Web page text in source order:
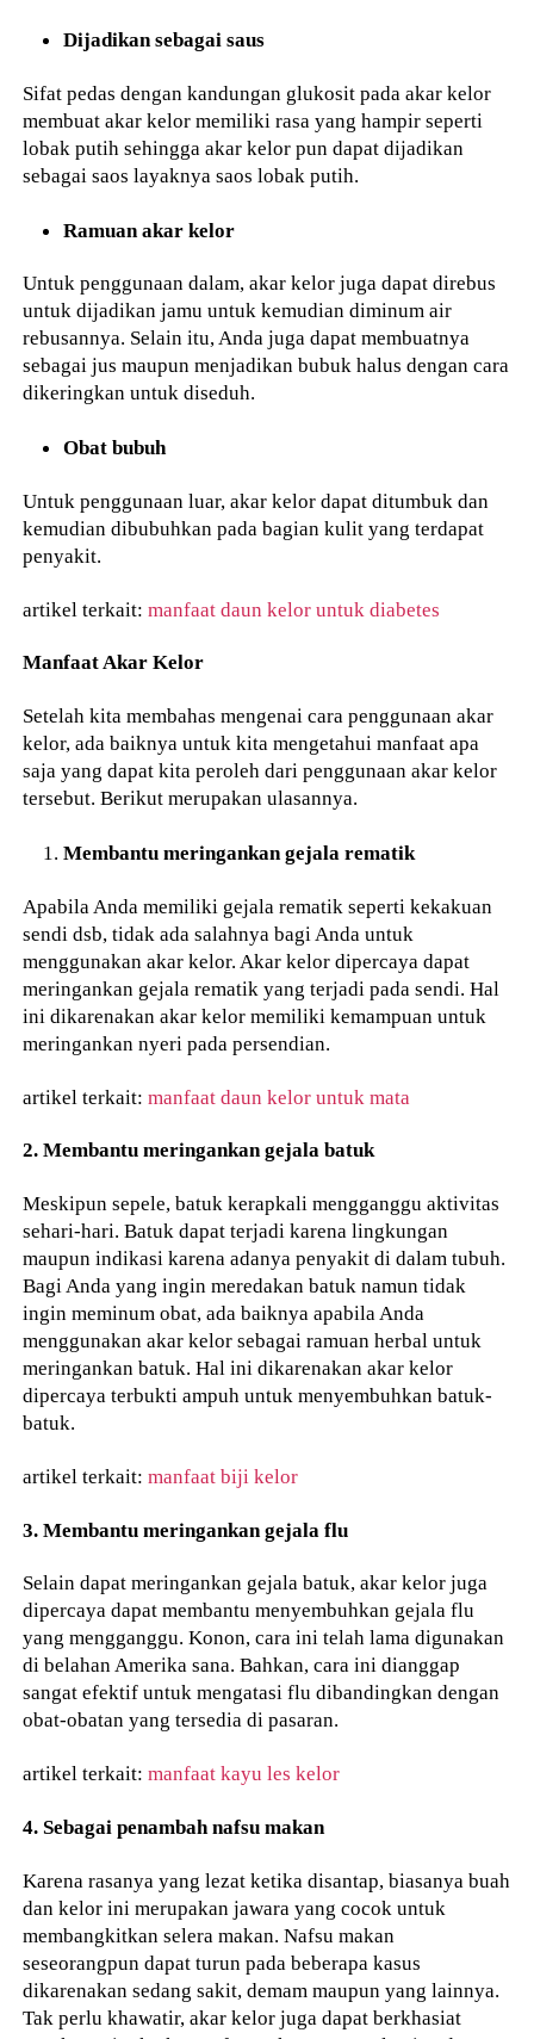
Dijadikan sebagai saus
Sifat pedas dengan kandungan glukosit pada akar kelor
membuat akar kelor memiliki rasa yang hampir seperti
lobak putih sehingga akar kelor pun dapat dijadikan
sebagai saos layaknya saos lobak putih.
Ramuan akar kelor
Untuk penggunaan dalam, akar kelor juga dapat direbus
untuk dijadikan jamu untuk kemudian diminum air
rebusannya. Selain itu, Anda juga dapat membuatnya
sebagai jus maupun menjadikan bubuk halus dengan cara
dikeringkan untuk diseduh.
Obat bubuh
Untuk penggunaan luar, akar kelor dapat ditumbuk dan
kemudian dibubuhkan pada bagian kulit yang terdapat
penyakit.
artikel terkait:manfaat daun kelor untuk diabetes
Manfaat Akar Kelor
Setelah kita membahas mengenai cara penggunaan akar
kelor, ada baiknya untuk kita mengetahui manfaat apa
saja yang dapat kita peroleh dari penggunaan akar kelor
tersebut. Berikut merupakan ulasannya.
Membantu meringankan gejala rematik
Apabila Anda memiliki gejala rematik seperti kekakuan
sendi dsb, tidak ada salahnya bagi Anda untuk
menggunakan akar kelor. Akar kelor dipercaya dapat
meringankan gejala rematik yang terjadi pada sendi. Hal
ini dikarenakan akar kelor memiliki kemampuan untuk
meringankan nyeri pada persendian.
artikel terkait:manfaat daun kelor untuk mata
2. Membantu meringankan gejala batuk
Meskipun sepele, batuk kerapkali mengganggu aktivitas
sehari-hari. Batuk dapat terjadi karena lingkungan
maupun indikasi karena adanya penyakit di dalam tubuh.
Bagi Anda yang ingin meredakan batuk namun tidak
ingin meminum obat, ada baiknya apabila Anda
menggunakan akar kelor sebagai ramuan herbal untuk
meringankan batuk. Hal ini dikarenakan akar kelor
dipercaya terbukti ampuh untuk menyembuhkan batuk-
batuk.
artikel terkait:manfaat biji kelor
3. Membantu meringankan gejala flu
Selain dapat meringankan gejala batuk, akar kelor juga
dipercaya dapat membantu menyembuhkan gejala flu
yang mengganggu. Konon, cara ini telah lama digunakan
di belahan Amerika sana. Bahkan, cara ini dianggap
sangat efektif untuk mengatasi flu dibandingkan dengan
obat-obatan yang tersedia di pasaran.
artikel terkait:manfaat kayu les kelor
4. Sebagai penambah nafsu makan
Karena rasanya yang lezat ketika disantap, biasanya buah
dan kelor ini merupakan jawara yang cocok untuk
membangkitkan selera makan. Nafsu makan
seseorangpun dapat turun pada beberapa kasus
dikarenakan sedang sakit, demam maupun yang lainnya.
Tak perlu khawatir, akar kelor juga dapat berkhasiat